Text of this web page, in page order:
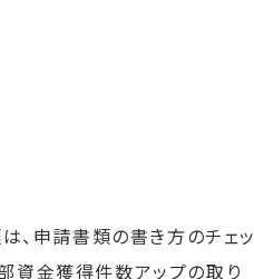
、申請書類の書き方のチェッ
資金獲得件数アップの取り